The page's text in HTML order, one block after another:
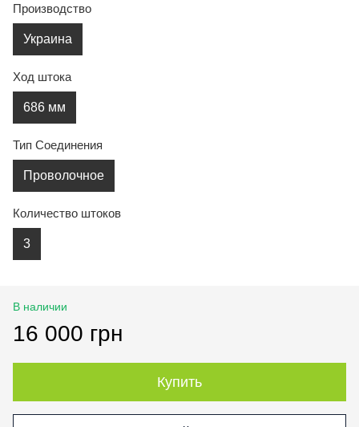
Производство
Украина
Ход штока
686 мм
Тип Соединения
Проволочное
Количество штоков
3
В наличии
16 000 грн
Купить